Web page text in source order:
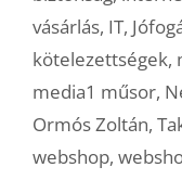
vásárlás, IT,
kötelezettségek,
media1 műsor,
Ormós Zoltán,
webshop,